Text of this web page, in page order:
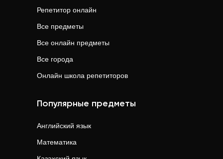
Репетитор онлайн
Все предметы
Все онлайн предметы
Все города
Онлайн школа репетиторов
Популярные предметы
Английский язык
Математика